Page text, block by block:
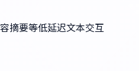
摘要等低延迟文本交互